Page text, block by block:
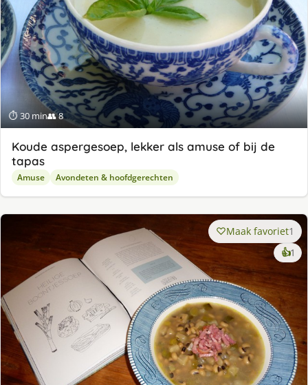
⏱ 30 min👥 8
Koude aspergesoep, lekker als amuse of bij de
tapas
Amuse Avondeten & hoofdgerechten
Maak favoriet1
👍1